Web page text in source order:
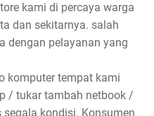
kami di percaya warga
dan sekitarnya. salah
dengan pelayanan yang
komputer tempat kami
/ tukar tambah netbook /
kondisi. Konsumen